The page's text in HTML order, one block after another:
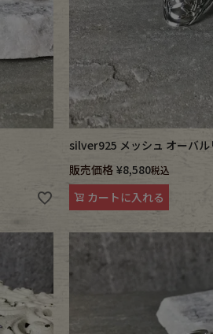
silver925 メッシュ オーバル
販売価格 ¥8,580税込
カートに入れる